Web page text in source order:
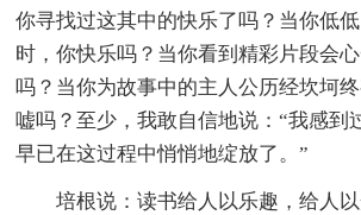
你寻找过这其中的快乐了吗？当你低
时，你快乐吗？当你看到精彩片段会
吗？当你为故事中的主人公历经坎坷
嘘吗？至少，我敢自信地说：“我感到
早已在这过程中悄悄地绽放了。”
培根说：读书给人以乐趣，给人